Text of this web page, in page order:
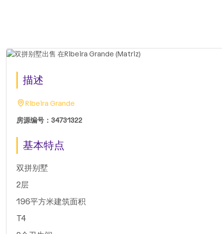
描述
Ribeira Grande
房源编号：34731322
基本特点
双拼别墅
2层
196平方米建筑面积
T4